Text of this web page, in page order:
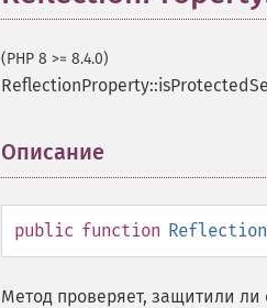
(PHP 8 >= 8.4.0)
Описание
public function
Метод проверяет, защитили ли